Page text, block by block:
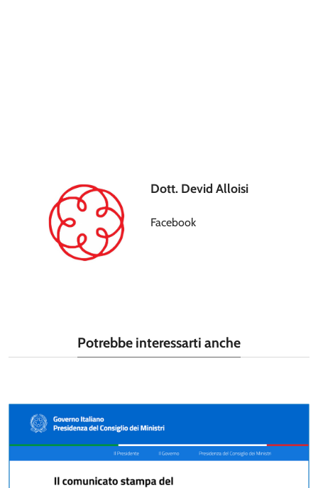
Dott. Devid Alloisi
Facebook
Potrebbe interessarti anche